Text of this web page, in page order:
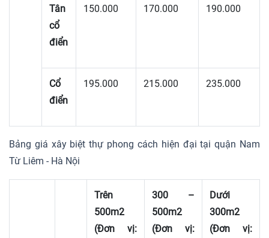
Tân
cổ
điển
150.000 170.000 190.000
Cổ
điển
195.000 215.000 235.000
Bảng giá xây biệt thự phong cách hiện đại tại quận Nam
Từ Liêm - Hà Nội
Trên
500m2
(Đơn vị:
300 –
500m2
(Đơn vị:
Dưới
300m2
(Đơn vị: